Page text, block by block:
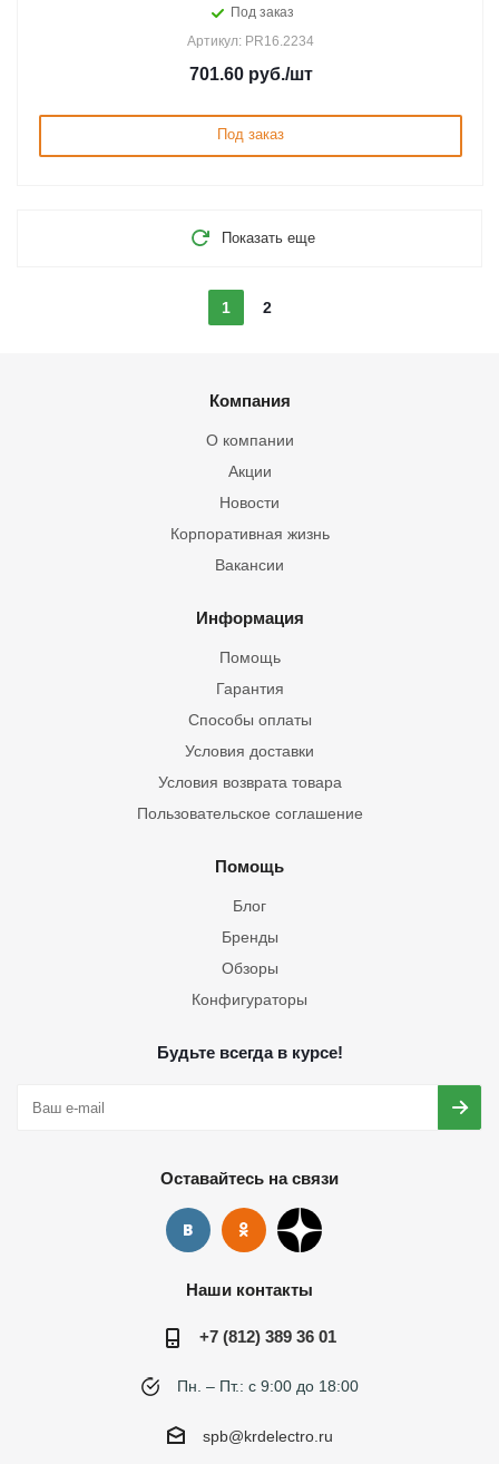
Под заказ
Артикул: PR16.2234
701.60руб./шт
Под заказ
Показать еще
1 2
Компания
О компании
Акции
Новости
Корпоративная жизнь
Вакансии
Информация
Помощь
Гарантия
Способы оплаты
Условия доставки
Условия возврата товара
Пользовательское соглашение
Помощь
Блог
Бренды
Обзоры
Конфигураторы
Будьте всегда в курсе!
Оставайтесь на связи
Наши контакты
+7 (812) 389 36 01
Пн. – Пт.: с 9:00 до 18:00
spb@krdelectro.ru